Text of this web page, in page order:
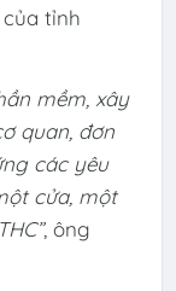
tỉnh
mềm, xây
quan, đơn
các yêu
cửa, một
, ông